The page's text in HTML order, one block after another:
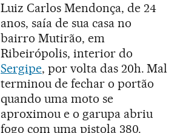
Luiz Carlos Mendonça, de 24
anos, saía de sua casa no
bairro Mutirão, em
Ribeirópolis, interior do
Sergipe, por volta das 20h. Mal
terminou de fechar o portão
quando uma moto se
aproximou e o garupa abriu
fogo com uma pistola 380.